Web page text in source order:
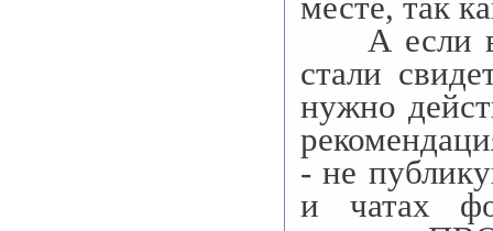
А если вы
стали
нужно
- не
и чатах